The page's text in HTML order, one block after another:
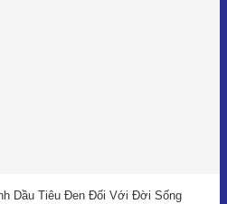
Dầu Tiêu Đen Đối Với Đời Sống